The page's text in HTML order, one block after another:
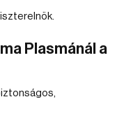
Plasmánál a